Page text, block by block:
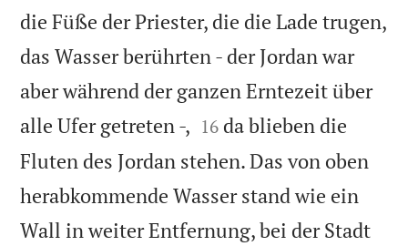
die Füße der Priester, die die Lade trugen,
das Wasser berührten - der Jordan war
aber während der ganzen Erntezeit über
alle Ufer getreten -, 

16 da blieben die
Fluten des Jordan stehen. Das von oben
herabkommende Wasser stand wie ein
Wall in weiter Entfernung, bei der Stadt